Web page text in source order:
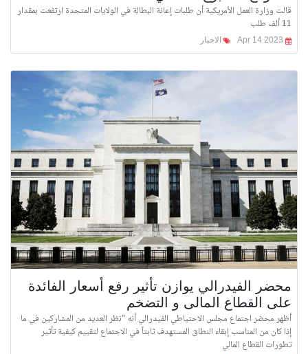
قالت وزارة العمل الأمريكية أن طلبات إعانة البطالة في الولايات المتحدة ارتفعت بمقدار
11 ألف طلب
الاخبار
محضر الفيدرالي يوازن تأثير رفع أسعار الفائدة
على القطاع المالى و التضخم
أظهر محضر اجتماع مجلس الاحتياطي الفيدرالي أنه "نظر العديد من المشاركين في ما
إذا كان من المناسب إبقاء النطاق المستهدف ثابتاً في الاجتماع لتقييم كيفية تأثير
تطورات القطاع المالي